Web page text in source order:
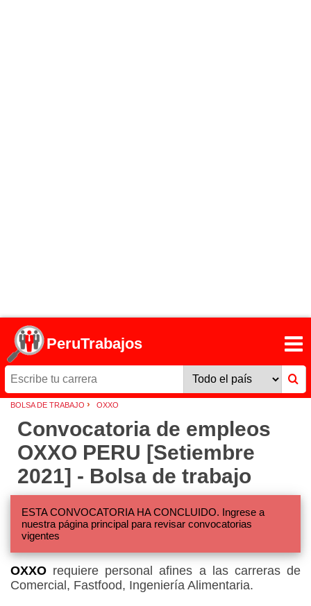
PeruTrabajos
BOLSA DE TRABAJO › OXXO
Convocatoria de empleos
OXXO PERU [Setiembre
2021] - Bolsa de trabajo
ESTA CONVOCATORIA HA CONCLUIDO. Ingrese a
nuestra página principal para revisar convocatorias
vigentes
OXXO requiere personal afines a las carreras de
Comercial, Fastfood, Ingeniería Alimentaria.